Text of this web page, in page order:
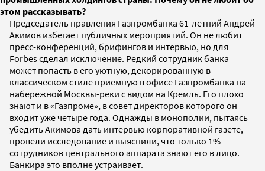
этом рассказывать?
Председатель правления Газпромбанка 61-летний Андрей
Акимов избегает публичных мероприятий. Он не любит
пресс-конференций, брифингов и интервью, но для
Forbes сделал исключение. Редкий сотрудник банка
может попасть в его уютную, декорированную в
классическом стиле приемную в офисе Газпромбанка на
набережной Москвы-реки с видом на Кремль. Его плохо
знают и в «Газпроме», в совет директоров которого он
входит уже четыре года. Однажды в монополии, пытаясь
убедить Акимова дать интервью корпоративной газете,
провели исследование и выяснили, что только 1%
сотрудников центрального аппарата знают его в лицо.
Банкира это вполне устраивает.